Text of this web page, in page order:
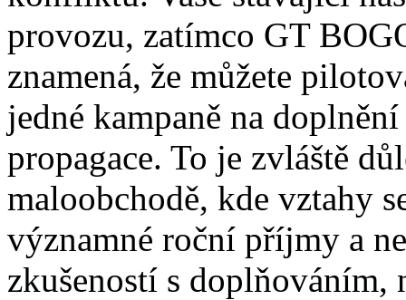
provozu, zatímco GT
znamená, že můžete
jedné kampaně na
propagace. To je zvláště
maloobchodě, kde vztahy
významné roční příjmy a
zkušeností s doplňováním,